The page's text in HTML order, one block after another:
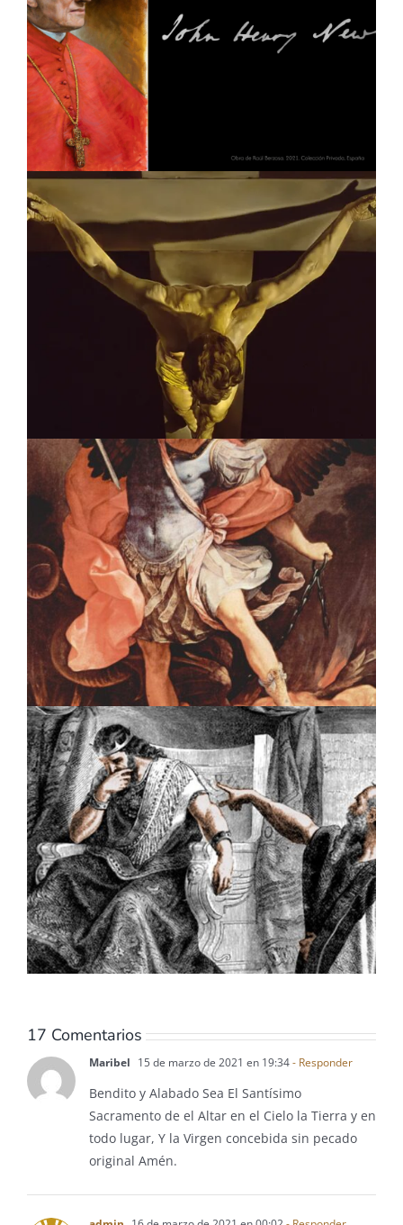
17 Comentarios
Maribel 15 de marzo de 2021 en 19:34- Responder
Bendito y Alabado Sea El Santísimo
Sacramento de el Altar en el Cielo la Tierra y en
todo lugar, Y la Virgen concebida sin pecado
original Amén.